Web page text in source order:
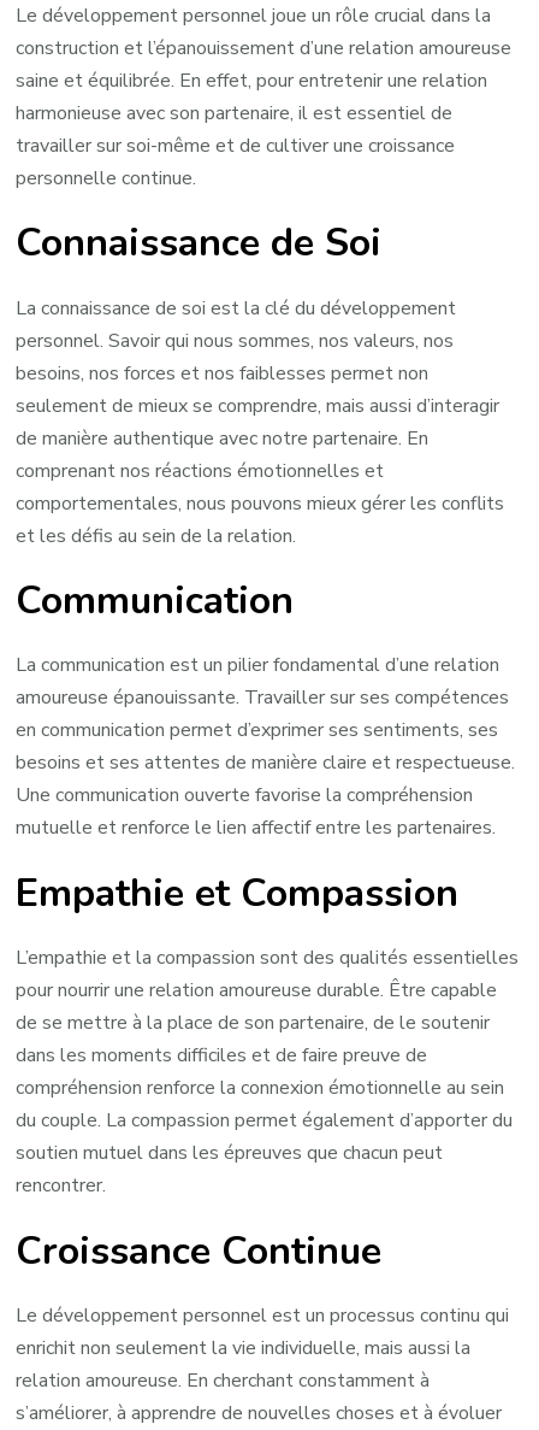
Connexion
Profonde
Le développement personnel joue un rôle crucial dans la
construction et l’épanouissement d’une relation amoureuse
saine et équilibrée. En effet, pour entretenir une relation
harmonieuse avec son partenaire, il est essentiel de
travailler sur soi-même et de cultiver une croissance
personnelle continue.
Connaissance de Soi
La connaissance de soi est la clé du développement
personnel. Savoir qui nous sommes, nos valeurs, nos
besoins, nos forces et nos faiblesses permet non
seulement de mieux se comprendre, mais aussi d’interagir
de manière authentique avec notre partenaire. En
comprenant nos réactions émotionnelles et
comportementales, nous pouvons mieux gérer les conflits
et les défis au sein de la relation.
Communication
La communication est un pilier fondamental d’une relation
amoureuse épanouissante. Travailler sur ses compétences
en communication permet d’exprimer ses sentiments, ses
besoins et ses attentes de manière claire et respectueuse.
Une communication ouverte favorise la compréhension
mutuelle et renforce le lien affectif entre les partenaires.
Empathie et Compassion
L’empathie et la compassion sont des qualités essentielles
pour nourrir une relation amoureuse durable. Être capable
de se mettre à la place de son partenaire, de le soutenir
dans les moments difficiles et de faire preuve de
compréhension renforce la connexion émotionnelle au sein
du couple. La compassion permet également d’apporter du
soutien mutuel dans les épreuves que chacun peut
rencontrer.
Croissance Continue
Le développement personnel est un processus continu qui
enrichit non seulement la vie individuelle, mais aussi la
relation amoureuse. En cherchant constamment à
s’améliorer, à apprendre de nouvelles choses et à évoluer